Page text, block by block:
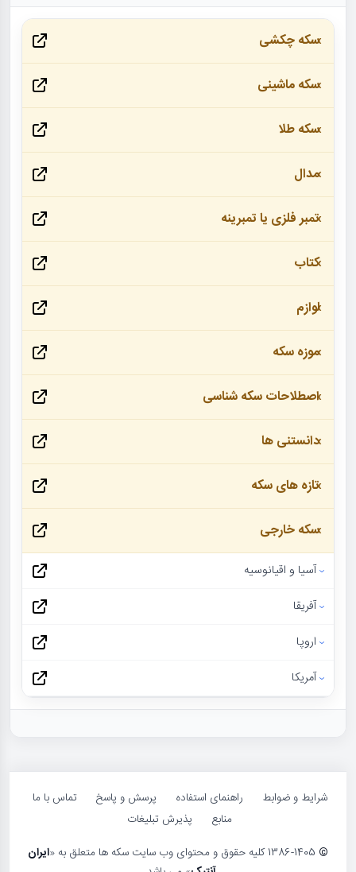
سکه چکشی
سکه ماشینی
سکه طلا
مدال
تمبر فلزی یا تمبرینه
کتاب
لوازم
موزه سکه
اصطلاحات سکه شناسی
دانستنی ها
تازه های سکه
سکه خارجی
آسیا و اقیانوسیه
آفریقا
اروپا
آمریکا
شرایط و ضوابط راهنمای استفاده پرسش و پاسخ
تماس با ما
منابع
پذیرش تبلیغات
©
ایران